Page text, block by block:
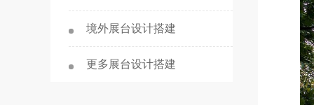
境外展台设计搭建
更多展台设计搭建